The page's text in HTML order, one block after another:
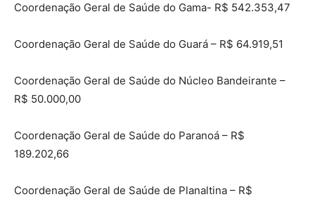
Coordenação Geral de Saúde do Gama- R$ 542.353,47
Coordenação Geral de Saúde do Guará – R$ 64.919,51
Coordenação Geral de Saúde do Núcleo Bandeirante –
R$ 50.000,00
Coordenação Geral de Saúde do Paranoá – R$
189.202,66
Coordenação Geral de Saúde de Planaltina – R$